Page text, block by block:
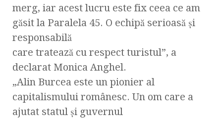
merg, iar acest lucru este fix ceea ce am
găsit la Paralela 45. O echipă serioasă și
responsabilă
care tratează cu respect turistul”, a
declarat Monica Anghel.
„Alin Burcea este un pionier al
capitalismului românesc. Un om care a
ajutat statul și guvernul